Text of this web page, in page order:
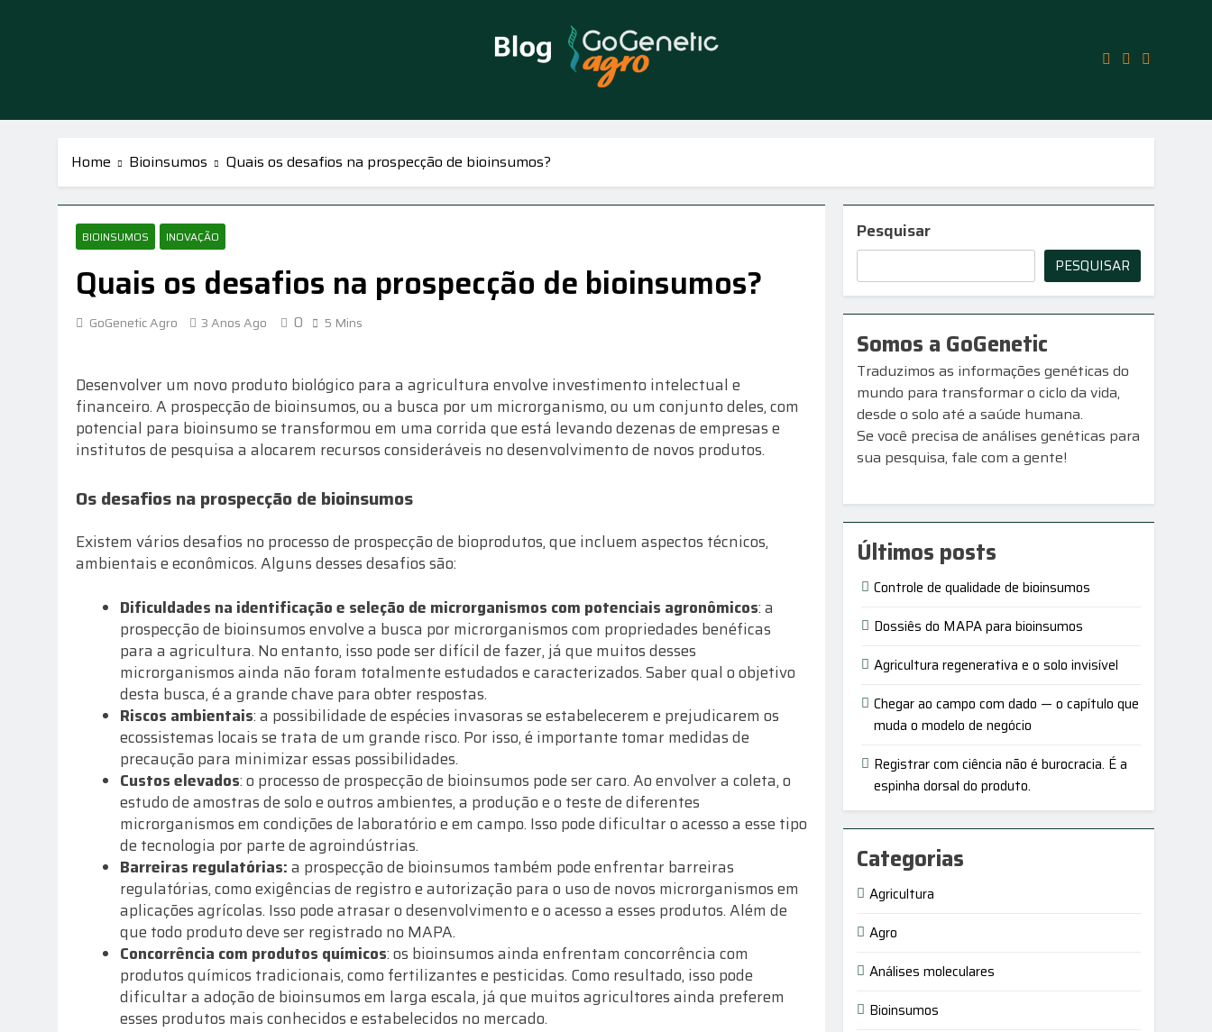
GoGenetic Agro – Blog
Home Bioinsumos Quais os desafios na prospecção de bioinsumos?
BIOINSUMOS INOVAÇÃO
Quais os desafios na prospecção de bioinsumos?
GoGenetic Agro 3 Anos Ago 0 5 Mins
Desenvolver um novo produto biológico para a agricultura envolve investimento intelectual e
financeiro. A prospecção de bioinsumos, ou a busca por um microrganismo, ou um conjunto deles, com
potencial para bioinsumo se transformou em uma corrida que está levando dezenas de empresas e
institutos de pesquisa a alocarem recursos consideráveis no desenvolvimento de novos produtos.
Os desafios na prospecção de bioinsumos
Existem vários desafios no processo de prospecção de bioprodutos, que incluem aspectos técnicos,
ambientais e econômicos. Alguns desses desafios são:
Dificuldades na identificação e seleção de microrganismos com potenciais agronômicos: a
prospecção de bioinsumos envolve a busca por microrganismos com propriedades benéficas
para a agricultura. No entanto, isso pode ser difícil de fazer, já que muitos desses
microrganismos ainda não foram totalmente estudados e caracterizados. Saber qual o objetivo
desta busca, é a grande chave para obter respostas.
Riscos ambientais: a possibilidade de espécies invasoras se estabelecerem e prejudicarem os
ecossistemas locais se trata de um grande risco. Por isso, é importante tomar medidas de
precaução para minimizar essas possibilidades.
Custos elevados: o processo de prospecção de bioinsumos pode ser caro. Ao envolver a coleta, o
estudo de amostras de solo e outros ambientes, a produção e o teste de diferentes
microrganismos em condições de laboratório e em campo. Isso pode dificultar o acesso a esse tipo
de tecnologia por parte de agroindústrias.
Barreiras regulatórias:a prospecção de bioinsumos também pode enfrentar barreiras
regulatórias, como exigências de registro e autorização para o uso de novos microrganismos em
aplicações agrícolas. Isso pode atrasar o desenvolvimento e o acesso a esses produtos. Além de
que todo produto deve ser registrado no MAPA.
Concorrência com produtos químicos: os bioinsumos ainda enfrentam concorrência com
produtos químicos tradicionais, como fertilizantes e pesticidas. Como resultado, isso pode
dificultar a adoção de bioinsumos em larga escala, já que muitos agricultores ainda preferem
esses produtos mais conhecidos e estabelecidos no mercado.
Pesquisar
PESQUISAR
Somos a GoGenetic
Traduzimos as informações genéticas do
mundo para transformar o ciclo da vida,
desde o solo até a saúde humana.
Se você precisa de análises genéticas para
sua pesquisa, fale com a gente!
Últimos posts
Controle de qualidade de bioinsumos
Dossiês do MAPA para bioinsumos
Agricultura regenerativa e o solo invisível
Chegar ao campo com dado — o capítulo que
muda o modelo de negócio
Registrar com ciência não é burocracia. É a
espinha dorsal do produto.
Categorias
Agricultura
Agro
Análises moleculares
Bioinsumos